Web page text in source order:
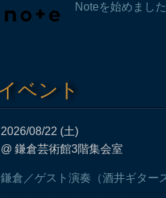
Noteを始めました
ベント
2026/08/22 (土)
@ 鎌倉芸術館3階集会室